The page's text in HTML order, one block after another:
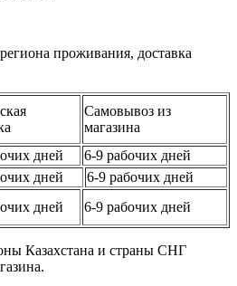
проживания, доставка
Самовывоз из
магазина
дней
6-9 рабочих дней
дней
6-9 рабочих дней
дней 6-9 рабочих дней
Казахстана и страны СНГ